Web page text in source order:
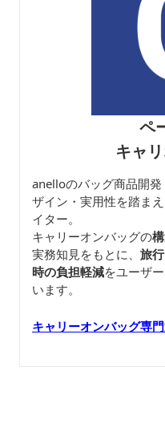
ペ
キャ
anelloのバッグ商品開
ザイン・実用性を踏ま
イター。
キャリーオンバッグの
実務知見をもとに、 旅
時の負担軽減をユーザ
います。
キャリーオンバッグ専